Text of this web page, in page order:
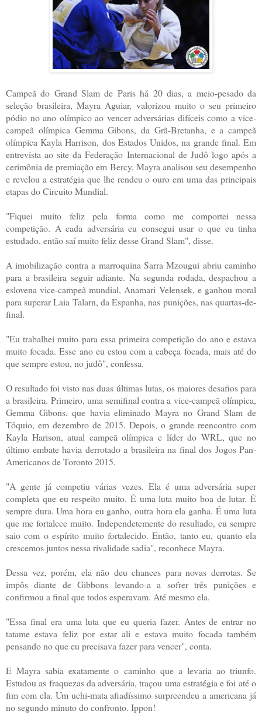
Campeã do Grand Slam de Paris há 20 dias, a meio-pesado da
seleção brasileira, Mayra Aguiar, valorizou muito o seu primeiro
pódio no ano olímpico ao vencer adversárias difíceis como a vice-
campeã olímpica Gemma Gibons, da Grã-Bretanha, e a campeã
olímpica Kayla Harrison, dos Estados Unidos, na grande final. Em
entrevista ao site da Federação Internacional de Judô logo após a
cerimônia de premiação em Bercy, Mayra analisou seu desempenho
e revelou a estratégia que lhe rendeu o ouro em uma das principais
etapas do Circuito Mundial.
"Fiquei muito feliz pela forma como me comportei nessa
competição. A cada adversária eu consegui usar o que eu tinha
estudado, então saí muito feliz desse Grand Slam", disse.
A imobilização contra a marroquina Sarra Mzougui abriu caminho
para a brasileira seguir adiante. Na segunda rodada, despachou a
eslovena vice-campeã mundial, Anamari Velensek, e ganhou moral
para superar Laia Talarn, da Espanha, nas punições, nas quartas-de-
final.
"Eu trabalhei muito para essa primeira competição do ano e estava
muito focada. Esse ano eu estou com a cabeça focada, mais até do
que sempre estou, no judô", confessa.
O resultado foi visto nas duas últimas lutas, os maiores desafios para
a brasileira. Primeiro, uma semifinal contra a vice-campeã olímpica,
Gemma Gibons, que havia eliminado Mayra no Grand Slam de
Tóquio, em dezembro de 2015. Depois, o grande reencontro com
Kayla Harison, atual campeã olímpica e líder do WRL, que no
último embate havia derrotado a brasileira na final dos Jogos Pan-
Americanos de Toronto 2015.
"A gente já competiu várias vezes. Ela é uma adversária super
completa que eu respeito muito. É uma luta muito boa de lutar. É
sempre dura. Uma hora eu ganho, outra hora ela ganha. É uma luta
que me fortalece muito. Independetemente do resultado, eu sempre
saio com o espírito muito fortalecido. Então, tanto eu, quanto ela
crescemos juntos nessa rivalidade sadia", reconhece Mayra.
Dessa vez, porém, ela não deu chances para novas derrotas. Se
impôs diante de Gibbons levando-a a sofrer três punições e
confirmou a final que todos esperavam. Até mesmo ela.
"Essa final era uma luta que eu queria fazer. Antes de entrar no
tatame estava feliz por estar ali e estava muito focada também
pensando no que eu precisava fazer para vencer", conta.
E Mayra sabia exatamente o caminho que a levaria ao triunfo.
Estudou as fraquezas da adversária, traçou uma estratégia e foi até o
fim com ela. Um uchi-mata afiadíssimo surpreendeu a americana já
no segundo minuto do confronto. Ippon!